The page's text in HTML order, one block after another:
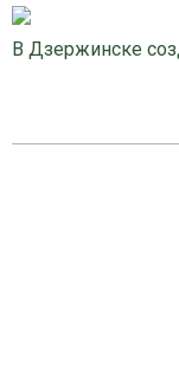
В Дзержинске